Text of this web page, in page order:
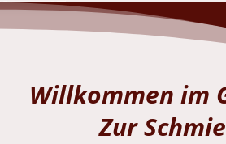
Willkommen im
Zur